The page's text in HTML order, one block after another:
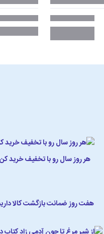
هر روز سال رو با تخفیف خرید
هفت روز ضمانت بازگشت کالا